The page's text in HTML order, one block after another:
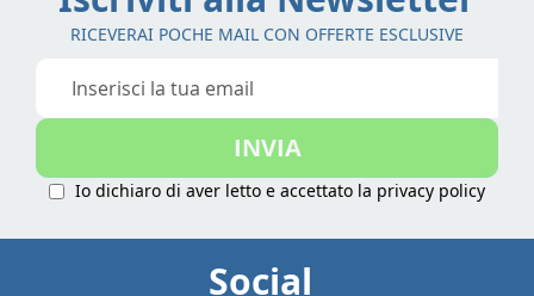
RICEVERAI POCHE MAIL CON OFFERTE ESCLUSIVE
Iscriviti
nostra
INVIA
Io dichiaro di aver letto e accettato la privacy policy
Social